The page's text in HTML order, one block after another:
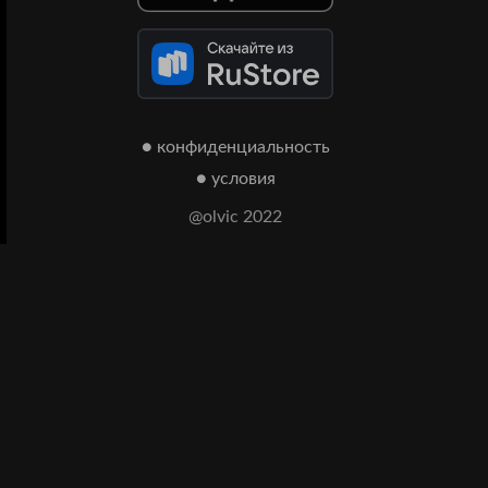
● конфиденциальность
● условия
@olvic 2022